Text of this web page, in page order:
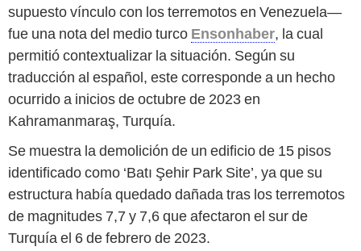
supuesto vínculo con los terremotos en Venezuela—
fue una nota del medio turco Ensonhaber, la cual
permitió contextualizar la situación. Según su
traducción al español, este corresponde a un hecho
ocurrido a inicios de octubre de 2023 en
Kahramanmaraş, Turquía.
Se muestra la demolición de un edificio de 15 pisos
identificado como ‘Batı Şehir Park Site’, ya que su
estructura había quedado dañada tras los terremotos
de magnitudes 7,7 y 7,6 que afectaron el sur de
Turquía el 6 de febrero de 2023.